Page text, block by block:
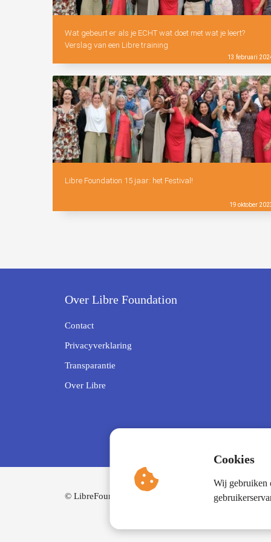
Wat gebeurt er als je ECHT wat doet met wat je leert?
Verslag van een Libre training
13 februari
Libre Foundation 15 jaar: het Festival!
19 oktober
Over Libre Foundation
Contact
Privacyverklaring
Transparantie
Over Libre
© LibreFoundation
Cookies
Wij gebruiken